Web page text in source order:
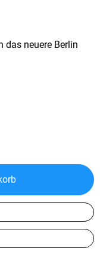
das neuere Berlin